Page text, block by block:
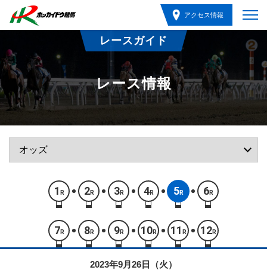
アクセス情報
レースガイド
レース情報
1 R 2R 3R 4R 5R 6R
7 R 8R 9R 10R 11 R 12R
2023年9月26日（火）